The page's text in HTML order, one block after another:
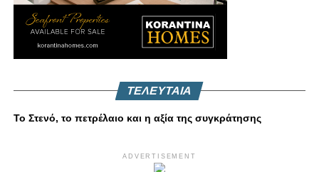
ΤΕΛΕΥΤΑΙΑ
Το Στενό, το πετρέλαιο και η αξία της συγκράτησης
ADVERTISEMENT